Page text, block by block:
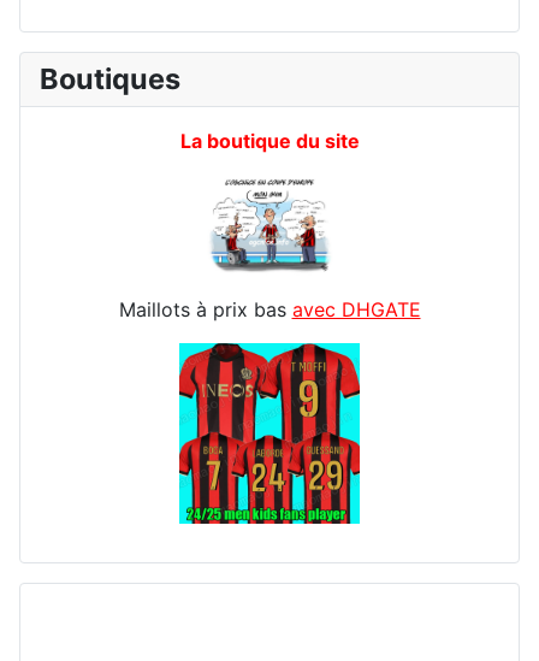
Boutiques
La boutique du site
Maillots à prix bas avec DHGATE